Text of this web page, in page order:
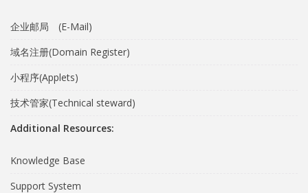
企业邮局 (E-Mail)
域名注册(Domain Register)
小程序(Applets)
技术管家(Technical steward)
Additional Resources:
Knowledge Base
Support System